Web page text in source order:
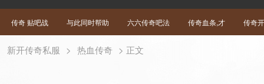
传奇 贴吧战 与此同时帮助 六六传奇吧法 传奇血条,才 传奇
新开传奇私服 > 热血传奇 > 正文